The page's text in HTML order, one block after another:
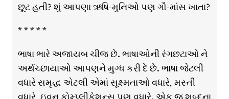
છૂટ હતી? શું આપણા ઋષિ-મુનિઓ પણ ગૌ-માંસ ખાતા?
* * * * *
ભાષા ભારે અજાયબ ચીજ છે. ભાષાઓની રંગછટાઓ ને
અર્થચ્છાયાઓ આપણને મુગ્ધ કરી દે છે. ભાષા જેટલી
વધારે સમૃદ્ધ એટલી એમાં સૂક્ષ્મતાઓ વધારે, મસ્તી